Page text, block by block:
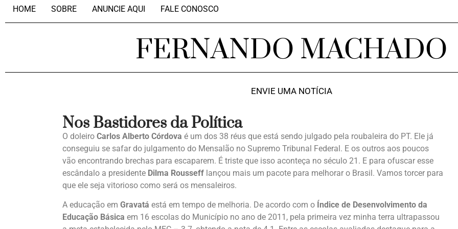
HOME SOBRE ANUNCIE AQUI FALE CONOSCO
FERNANDO MACHADO
ENVIE UMA NOTÍCIA
Nos Bastidores da Política
O doleiro Carlos Alberto Córdova é um dos 38 réus que está sendo julgado pela roubaleira do PT. Ele já
conseguiu se safar do julgamento do Mensalão no Supremo Tribunal Federal. E os outros aos poucos
vão encontrando brechas para escaparem. É triste que isso aconteça no século 21. E para ofuscar esse
escândalo a presidente Dilma Rousseff lançou mais um pacote para melhorar o Brasil. Vamos torcer para
que ele seja vitorioso como será os mensaleiros.
A educação em Gravatá está em tempo de melhoria. De acordo com o Índice de Desenvolvimento da
Educação Básica em 16 escolas do Município no ano de 2011, pela primeira vez minha terra ultrapassou